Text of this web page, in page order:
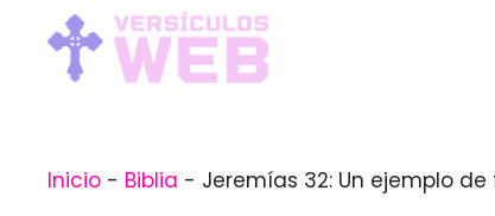
content
Inicio - Biblia - Jeremías 32: Un ejemplo